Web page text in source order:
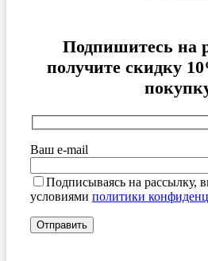
Подпишитесь на
получите скидку
Ваш e-mail
Подписываясь на рассылку,
условиями политики